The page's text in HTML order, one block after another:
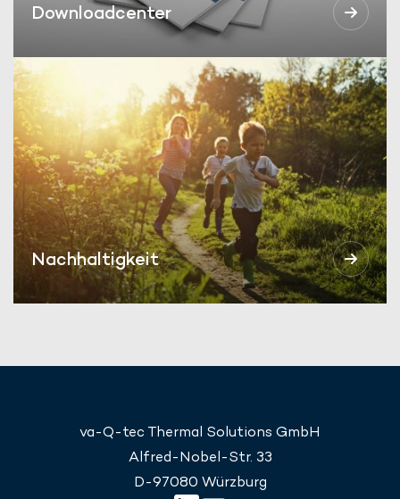
Downloadcenter
Nachhaltigkeit
va-Q-tec Thermal Solutions GmbH
Alfred-Nobel-Str. 33
D-97080 Würzburg